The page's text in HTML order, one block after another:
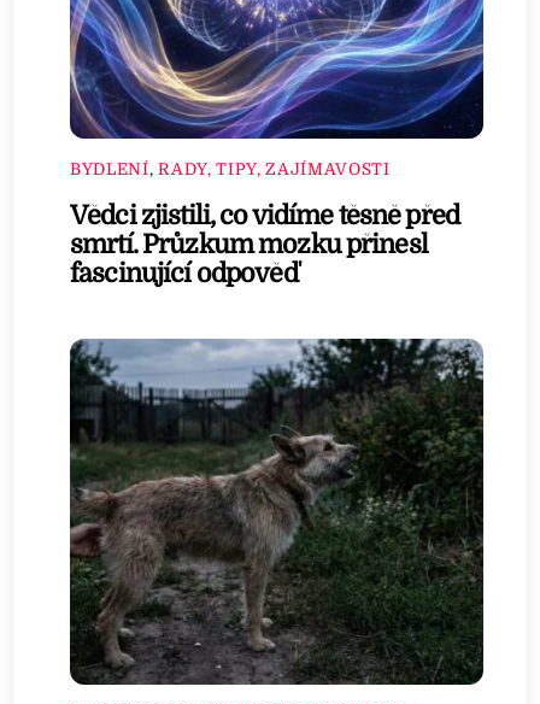
BYDLENÍ,RADY, TIPY, ZAJÍMAVOSTI
Vědci zjistili, co vidíme těsně před
smrtí. Průzkum mozku přinesl
fascinující odpověď